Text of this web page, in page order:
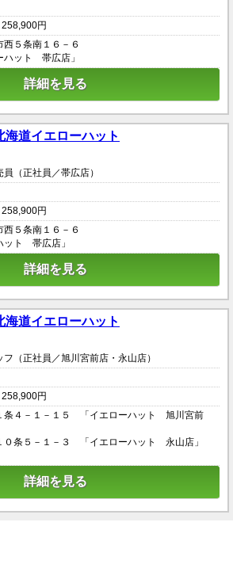
円
西５条南１６－６
ット 帯広店」
詳細を見る
道イエローハット
（正社員／帯広店）
円
西５条南１６－６
ット 帯広店」
詳細を見る
道イエローハット
フ（正社員／旭川宮前店・永山店）
円
条４－１－１５ 「イエローハット 旭川宮前
０条５－１－３ 「イエローハット 永山店」
詳細を見る